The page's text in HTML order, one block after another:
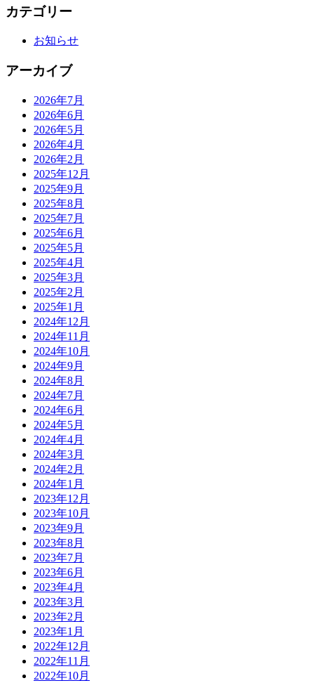
カテゴリー
お知らせ
アーカイブ
2026年7月
2026年6月
2026年5月
2026年4月
2026年2月
2025年12月
2025年9月
2025年8月
2025年7月
2025年6月
2025年5月
2025年4月
2025年3月
2025年2月
2025年1月
2024年12月
2024年11月
2024年10月
2024年9月
2024年8月
2024年7月
2024年6月
2024年5月
2024年4月
2024年3月
2024年2月
2024年1月
2023年12月
2023年10月
2023年9月
2023年8月
2023年7月
2023年6月
2023年4月
2023年3月
2023年2月
2023年1月
2022年12月
2022年11月
2022年10月